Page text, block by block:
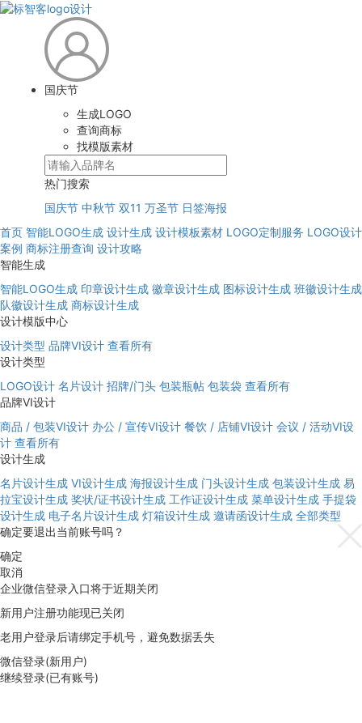
国庆节
生成LOGO
查询商标
找模版素材
热门搜索
国庆节 中秋节 双11 万圣节 日签海报
首页 智能LOGO生成 设计生成 设计模板素材 LOGO定制服务 LOGO设计
案例 商标注册查询 设计攻略
智能生成
智能LOGO生成 印章设计生成 徽章设计生成 图标设计生成 班徽设计生成
队徽设计生成 商标设计生成
设计模版中心
设计类型 品牌VI设计 查看所有
设计类型
LOGO设计 名片设计 招牌/门头 包装瓶帖 包装袋 查看所有
品牌VI设计
商品 / 包装VI设计 办公 / 宣传VI设计 餐饮 / 店铺VI设计 会议 / 活动VI设
计 查看所有
设计生成
名片设计生成 VI设计生成 海报设计生成 门头设计生成 包装设计生成 易
拉宝设计生成 奖状/证书设计生成 工作证设计生成 菜单设计生成 手提袋
设计生成 电子名片设计生成 灯箱设计生成 邀请函设计生成 全部类型
确定要退出当前账号吗？
确定
取消
企业微信登录入口将于近期关闭
新用户注册功能现已关闭
老用户登录后请绑定手机号，避免数据丢失
微信登录(新用户)
继续登录(已有账号)